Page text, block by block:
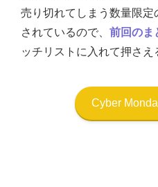
売り切れてしまう数量限
されているので、 前回のま
ッチリストに入れて押さえ
Cyber